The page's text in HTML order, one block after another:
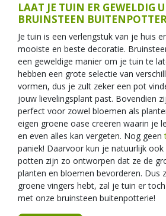
LAAT JE TUIN ER GEWELDIG
BRUINSTEEN
Je tuin is een verlengstuk van je huis
mooiste en beste decoratie.
een geweldige manier om je tuin te
hebben een grote selectie van
vormen, dus je zult zeker een pot
jouw lievelingsplant past. Bovendien
perfect voor zowel bloemen als
eigen groene oase creëren waarin je
en even alles kan vergeten. Nog geen
paniek! Daarvoor kun je natuurlijk
potten zijn zo ontworpen dat ze de
planten en bloemen bevorderen. Dus
groene vingers hebt, zal je tuin er
met onze bruinsteen buitenpotterie!